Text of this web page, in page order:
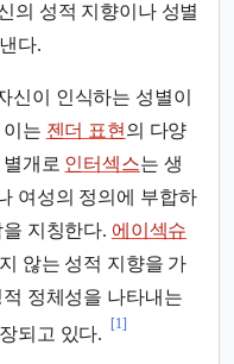
의 성적 지향이나 성별
다.
신이 인식하는 성별이
는 젠더 표현 의 다양
개로 인터섹스는 생
여성의 정의에 부합하
지칭한다. 에이섹슈
않는 성적 지향을 가
정체성을 나타내는
되고 있다.
[1]